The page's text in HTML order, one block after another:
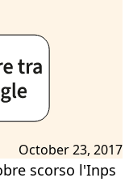
October 23, 2017
scorso l'Inps